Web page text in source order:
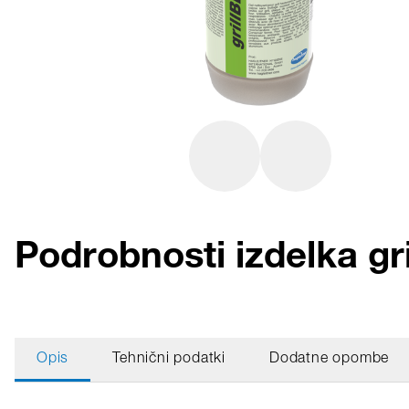
Podrobnosti izdelka
Opis Tehnični podatki Dodatne opombe